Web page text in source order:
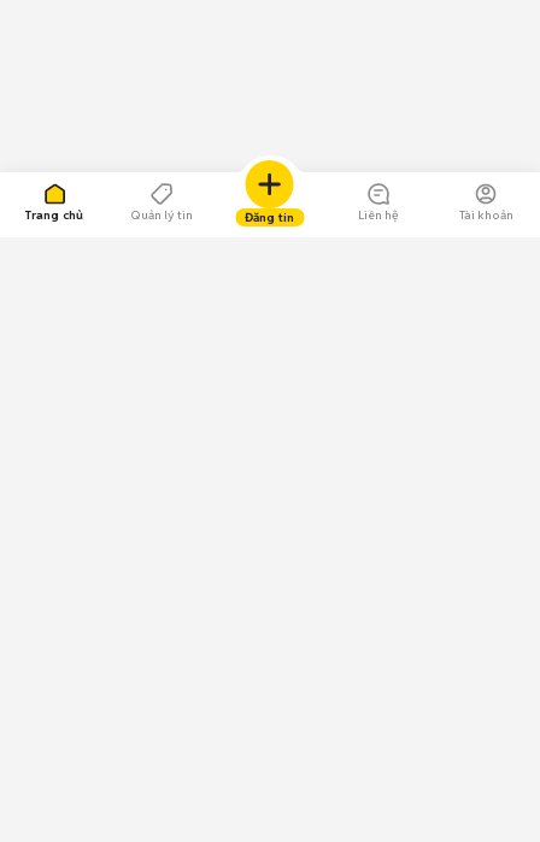
Trang chủ Quản lý tin Đăng tin Liên hệ Tài khoản